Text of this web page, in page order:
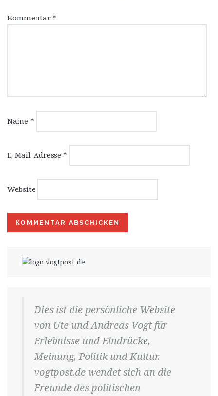
Kommentar *
Name *
E-Mail-Adresse *
Website
Dies ist die persönliche Website
von Ute und Andreas Vogt für
Erlebnisse und Eindrücke,
Meinung, Politik und Kultur.
vogtpost.de wendet sich an die
Freunde des politischen